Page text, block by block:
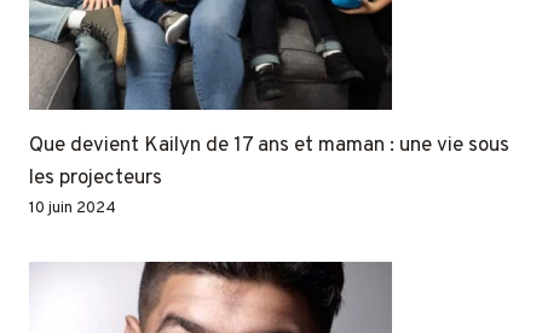
Que devient Kailyn de 17 ans et maman : une vie sous
les projecteurs
10 juin 2024